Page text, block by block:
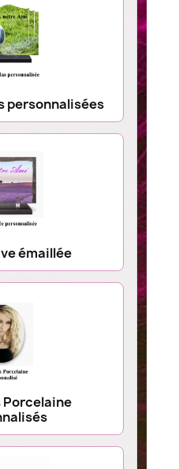
personnalisées
émaillée
Porcelaine